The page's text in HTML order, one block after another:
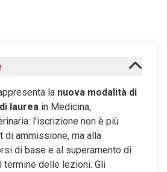
sugli eBook
la nuova modalità di
laurea in Medicina,
l’iscrizione non è più
di ammissione, ma alla
di base e al superamento di
termine delle lezioni. Gli